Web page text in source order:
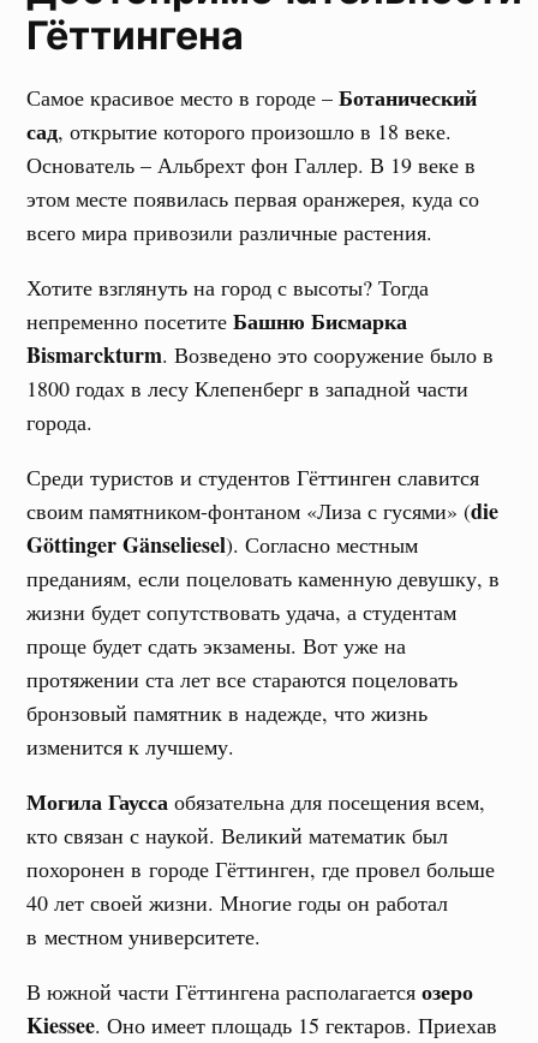
Гёттингена
Самое красивое место в городе –Ботанический
сад, открытие которого произошло в 18 веке.
Основатель – Альбрехт фон Галлер. В 19 веке в
этом месте появилась первая оранжерея, куда со
всего мира привозили различные растения.
Хотите взглянуть на город с высоты? Тогда
непременно посетитеБашню Бисмарка
Bismarckturm. Возведено это сооружение было в
1800 годах в лесу Клепенберг в западной части
города.
Среди туристов и студентов Гёттинген славится
своим памятником-фонтаном «Лиза с гусями» (die
Göttinger Gänseliesel). Согласно местным
преданиям, если поцеловать каменную девушку, в
жизни будет сопутствовать удача, а студентам
проще будет сдать экзамены. Вот уже на
протяжении ста лет все стараются поцеловать
бронзовый памятник в надежде, что жизнь
изменится к лучшему.
Могила Гаусса обязательна для посещения всем,
кто связан с наукой. Великий математик был
похоронен в городе Гёттинген, где провел больше
40 лет своей жизни. Многие годы он работал
в местном университете.
В южной части Гёттингена располагаетсяозеро
Kiessee. Оно имеет площадь 15 гектаров. Приехав